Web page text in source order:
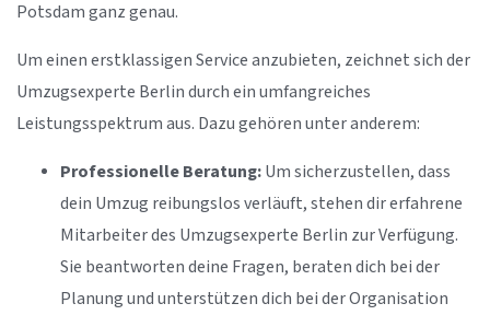
Potsdam ganz genau.
Um einen erstklassigen Service anzubieten, zeichnet sich der
Umzugsexperte Berlin durch ein umfangreiches
Leistungsspektrum aus. Dazu gehören unter anderem:
Professionelle Beratung:Um sicherzustellen, dass
dein Umzug reibungslos verläuft, stehen dir erfahrene
Mitarbeiter des Umzugsexperte Berlin zur Verfügung.
Sie beantworten deine Fragen, beraten dich bei der
Planung und unterstützen dich bei der Organisation